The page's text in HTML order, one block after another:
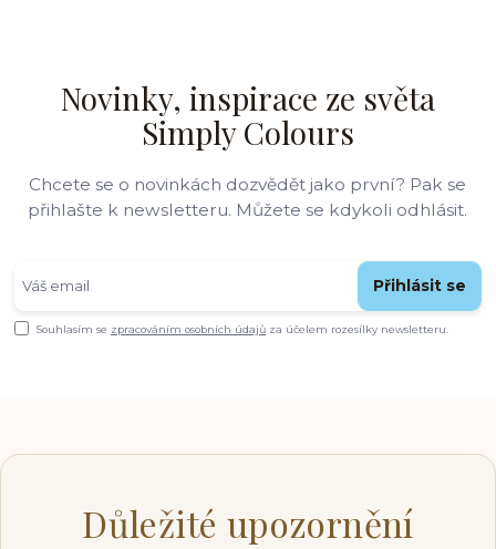
Novinky, inspirace ze světa
Simply Colours
Chcete se o novinkách dozvědět jako první? Pak se
přihlašte k newsletteru. Můžete se kdykoli odhlásit.
Přihlásit se
Souhlasím se zpracováním osobních údajů za účelem rozesílky newsletteru.
Důležité upozornění